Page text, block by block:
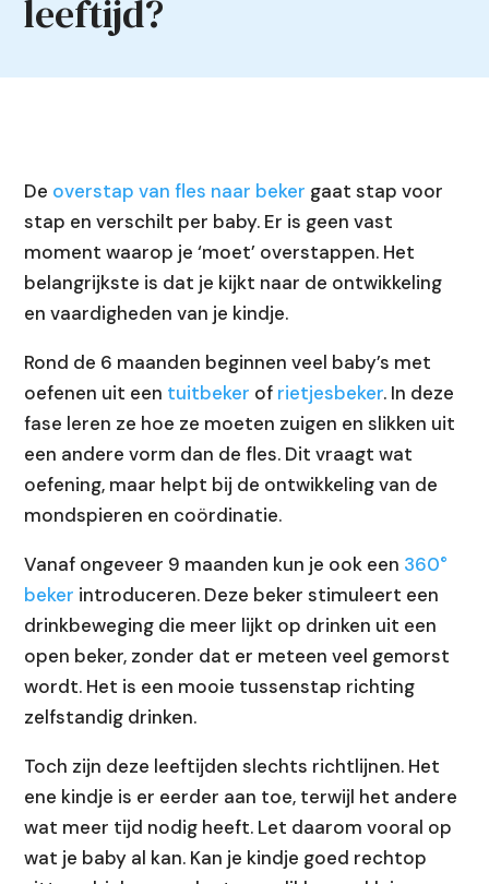
leeftijd?
De overstap van fles naar beker gaat stap voor
stap en verschilt per baby. Er is geen vast
moment waarop je ‘moet’ overstappen. Het
belangrijkste is dat je kijkt naar de ontwikkeling
en vaardigheden van je kindje.
Rond de 6 maanden beginnen veel baby’s met
oefenen uit een tuitbeker of rietjesbeker. In deze
fase leren ze hoe ze moeten zuigen en slikken uit
een andere vorm dan de fles. Dit vraagt wat
oefening, maar helpt bij de ontwikkeling van de
mondspieren en coördinatie.
Vanaf ongeveer 9 maanden kun je ook een 360°
beker introduceren. Deze beker stimuleert een
drinkbeweging die meer lijkt op drinken uit een
open beker, zonder dat er meteen veel gemorst
wordt. Het is een mooie tussenstap richting
zelfstandig drinken.
Toch zijn deze leeftijden slechts richtlijnen. Het
ene kindje is er eerder aan toe, terwijl het andere
wat meer tijd nodig heeft. Let daarom vooral op
wat je baby al kan. Kan je kindje goed rechtop